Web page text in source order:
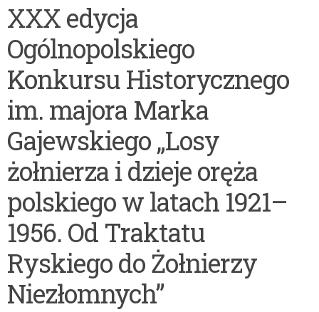
XXX edycja
Ogólnopolskiego
Konkursu Historycznego
im. majora Marka
Gajewskiego „Losy
żołnierza i dzieje oręża
polskiego w latach 1921–
1956. Od Traktatu
Ryskiego do Żołnierzy
Niezłomnych”
grantowy
IBE
publicznych
szkół
policealnych
Konkurs
„Autoportret
z
Historią”